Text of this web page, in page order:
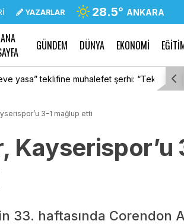
YAZARLAR 28.5° ANKARA
ANA
GÜNDEM DÜNYA EKONOMİ
teklifine muhalefet şerhi: “Teklifin tümü
3-1 mağlup etti
Kayserispor’u
33. haftasında Corendon